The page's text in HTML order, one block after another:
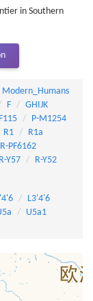
in Southern
Modern_Humans
F
GHIJK
P-M1254
R1
R1a
R-PF6162
R-Y57
R-Y52
L3'4'6
U5a1